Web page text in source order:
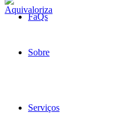
FaQs
Sobre
Serviços